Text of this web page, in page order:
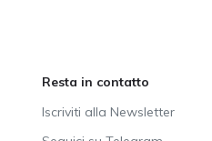
Resta in contatto
Iscriviti alla Newsletter